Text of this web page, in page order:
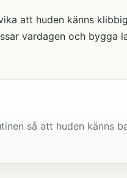
att huden känns
vardagen och bygga
så att huden känns